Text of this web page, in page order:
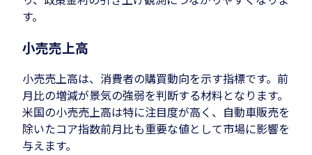
す。
小売売上高
小売売上高は、消費者の購買動向を示す指標です。前
月比の増減が景気の強弱を判断する材料となります。
米国の小売売上高は特に注目度が高く、自動車販売を
除いたコア指数前月比も重要な値として市場に影響を
与えます。